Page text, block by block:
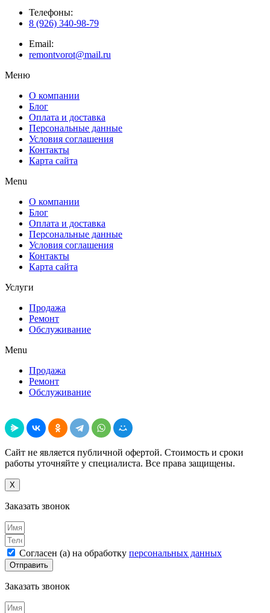
Телефоны:
8 (926) 340-98-79
Email:
remontvorot@mail.ru
Меню
О компании
Блог
Оплата и доставка
Персональные данные
Условия соглашения
Контакты
Карта сайта
Menu
О компании
Блог
Оплата и доставка
Персональные данные
Условия соглашения
Контакты
Карта сайта
Услуги
Продажа
Ремонт
Обслуживание
Menu
Продажа
Ремонт
Обслуживание
Сайт не является публичной офертой. Стоимость и сроки
работы уточняйте у специалиста. Все права защищены.
X
Заказать звонок
Согласен (а) на обработку персональных данных
Отправить
Заказать звонок